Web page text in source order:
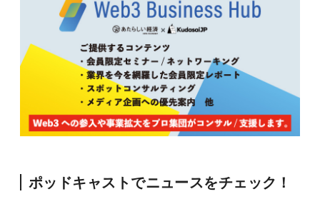
ポッドキャストでニュースをチェック！